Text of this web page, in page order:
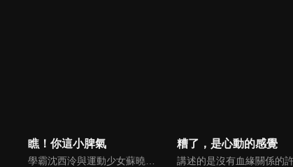
瞧！你這小脾氣 糟了，是心動的感覺